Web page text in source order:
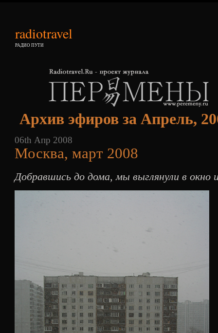
radiotravel
РАДИО ПУТИ
Архив эфиров за Апрель,
06th Апр 2008
Москва, март 2008
Добравшись до дома, мы выглянули в окно